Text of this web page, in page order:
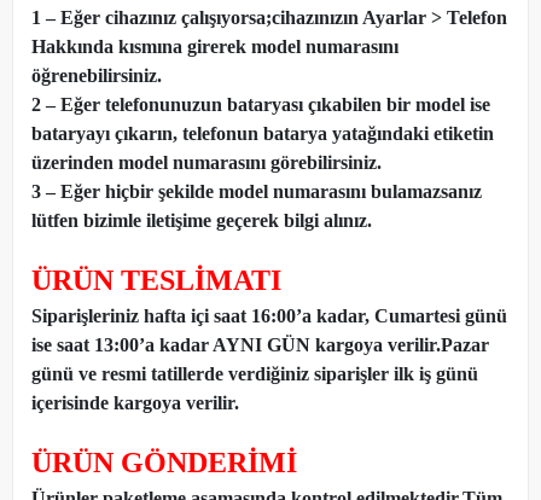
1 – Eğer cihazınız çalışıyorsa;cihazınızın Ayarlar > Telefon
Hakkında kısmına girerek model numarasını
öğrenebilirsiniz.
2 – Eğer telefonunuzun bataryası çıkabilen bir model ise
bataryayı çıkarın, telefonun batarya yatağındaki etiketin
üzerinden model numarasını görebilirsiniz.
3 – Eğer hiçbir şekilde model numarasını bulamazsanız
lütfen bizimle iletişime geçerek bilgi alınız.
ÜRÜN TESLİMATI
Siparişleriniz hafta içi saat 16:00’a kadar, Cumartesi günü
ise saat 13:00’a kadar AYNI GÜN kargoya verilir.Pazar
günü ve resmi tatillerde verdiğiniz siparişler ilk iş günü
içerisinde kargoya verilir.
ÜRÜN GÖNDERİMİ